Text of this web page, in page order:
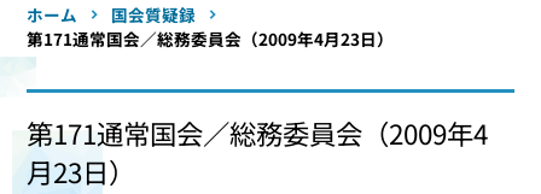
ホーム
国会質疑録
第171通常国会／総務委員会（2009年4月23日）
第171通常国会／総務委員会（2009年4
月23日）